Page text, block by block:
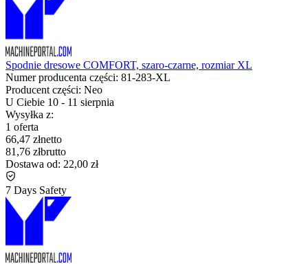
Spodnie dresowe COMFORT, szaro-czarne, rozmiar XL
Numer producenta części: 81-283-XL
Producent części: Neo
U Ciebie 10 - 11 sierpnia
Wysyłka z:
1 oferta
66,47 złnetto
81,76 złbrutto
Dostawa od: 22,00 zł
7 Days Safety